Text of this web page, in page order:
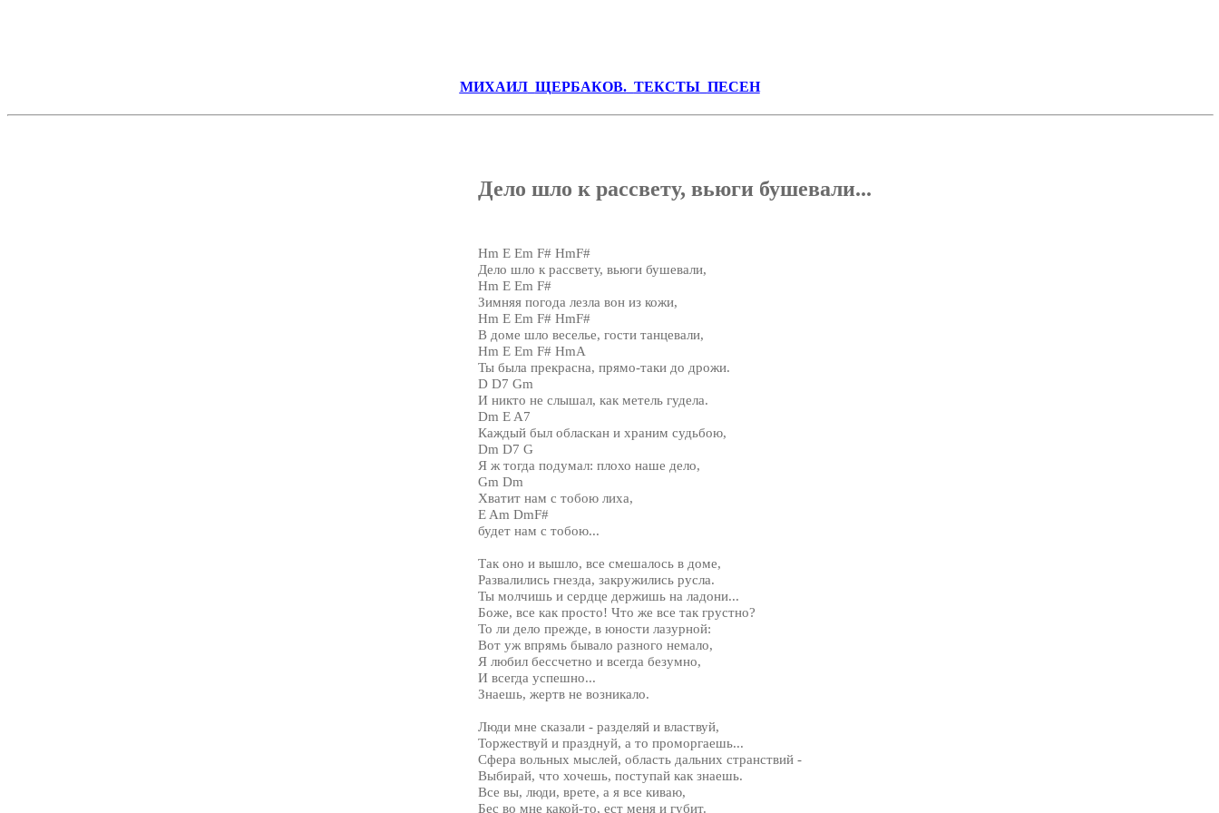
МИХАИЛ ЩЕРБАКОВ. ТЕКСТЫ ПЕСЕН
Дело шло к рассвету, вьюги бушевали...
Hm E Em F# HmF#
Дело шло к рассвету, вьюги бушевали,
Hm E Em F#
Зимняя погода лезла вон из кожи,
Hm E Em F# HmF#
В доме шло веселье, гости танцевали,
Hm E Em F# HmA
Ты была прекрасна, прямо-таки до дрожи.
D D7 Gm
И никто не слышал, как метель гудела.
Dm E A7
Каждый был обласкан и храним судьбою,
Dm D7 G
Я ж тогда подумал: плохо наше дело,
Gm Dm
Хватит нам с тобою лиха,
E Am DmF#
будет нам с тобою...
Так оно и вышло, все смешалось в доме,
Развалились гнезда, закружились русла.
Ты молчишь и сердце держишь на ладони...
Боже, все как просто! Что же все так грустно?
То ли дело прежде, в юности лазурной:
Вот уж впрямь бывало разного немало,
Я любил бессчетно и всегда безумно,
И всегда успешно...
Знаешь, жертв не возникало.
Люди мне сказали - разделяй и властвуй,
Торжествуй и празднуй, а то проморгаешь...
Сфера вольных мыслей, область дальних странствий -
Выбирай, что хочешь, поступай как знаешь.
Все вы, люди, врете, а я все киваю,
Бес во мне какой-то, ест меня и губит.